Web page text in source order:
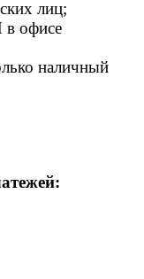
лиц;
в офисе
наличный